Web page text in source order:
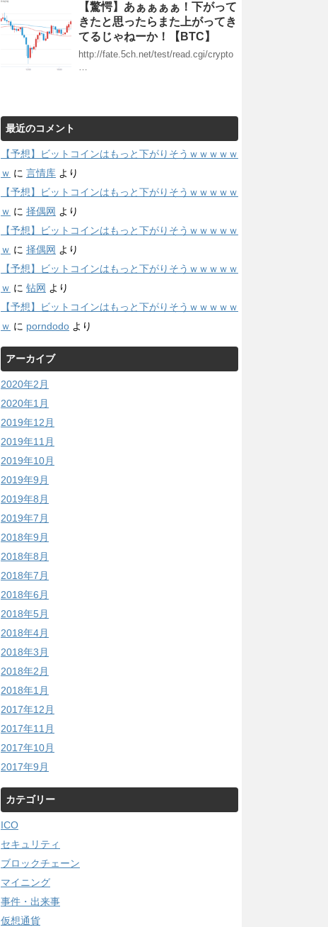
【驚愕】あぁぁぁぁ！下がって
きたと思ったらまた上がってき
てるじゃねーか！【BTC】
http://fate.5ch.net/test/read.cgi/crypto
…
最近のコメント
【予想】ビットコインはもっと下がりそうｗｗｗｗｗ
ｗ に 言情库 より
【予想】ビットコインはもっと下がりそうｗｗｗｗｗ
ｗ に 择偶网 より
【予想】ビットコインはもっと下がりそうｗｗｗｗｗ
ｗ に 择偶网 より
【予想】ビットコインはもっと下がりそうｗｗｗｗｗ
ｗ に 钻网 より
【予想】ビットコインはもっと下がりそうｗｗｗｗｗ
ｗ に porndodo より
アーカイブ
2020年2月
2020年1月
2019年12月
2019年11月
2019年10月
2019年9月
2019年8月
2019年7月
2018年9月
2018年8月
2018年7月
2018年6月
2018年5月
2018年4月
2018年3月
2018年2月
2018年1月
2017年12月
2017年11月
2017年10月
2017年9月
カテゴリー
ICO
セキュリティ
ブロックチェーン
マイニング
事件・出来事
仮想通貨